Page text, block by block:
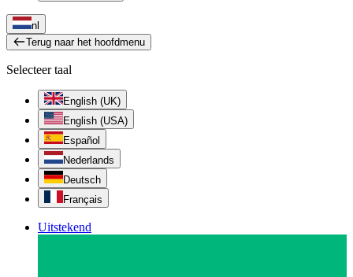
nl
Terug naar het hoofdmenu
Selecteer taal
English (UK)
English (USA)
Español
Nederlands
Deutsch
Français
Uitstekend